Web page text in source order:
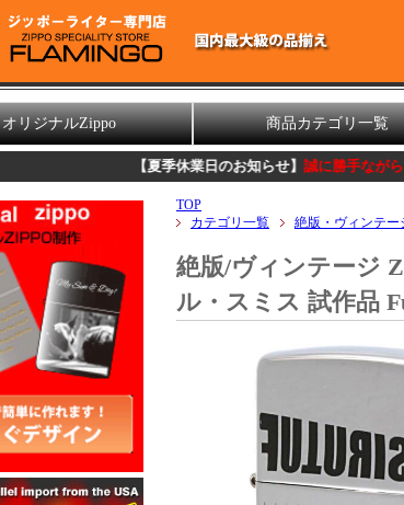
オリジナルZippo 商品カテゴリ一覧
【夏季休業日のお知らせ】誠に勝手ながら、8/11(火)～
TOP
カテゴリ一覧
絶版・ヴィンテー
絶版/ヴィンテージ
ル・スミス 試作品